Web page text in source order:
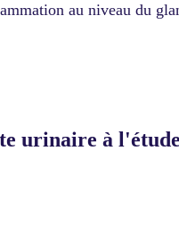
au niveau du
urinaire à l'étude